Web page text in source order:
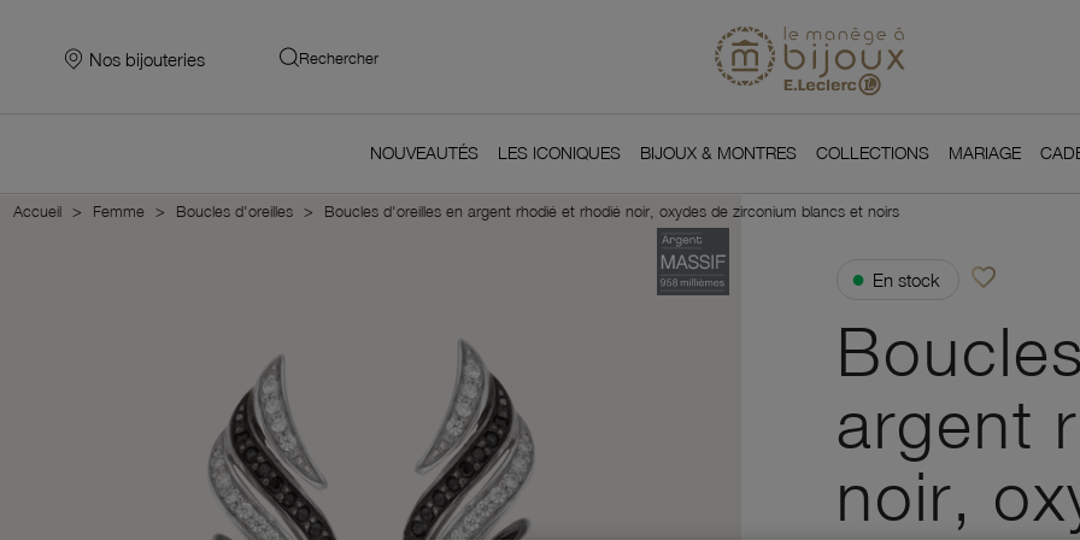
Nos bijouteries Rechercher
NOUVEAUTÉS LES ICONIQUES BIJOUX & MONTRES COLLECTIONS MARIAGE
Accueil Femme Boucles d'oreilles Boucles d'oreilles en argent rhodié et rhodié noir, oxydes de zirconium blancs et noirs
● En stock favorite_borderAjouter à vos
argent
noir,